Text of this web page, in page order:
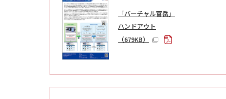
「バーチャル富岳」
ハンドアウト
（679KB）